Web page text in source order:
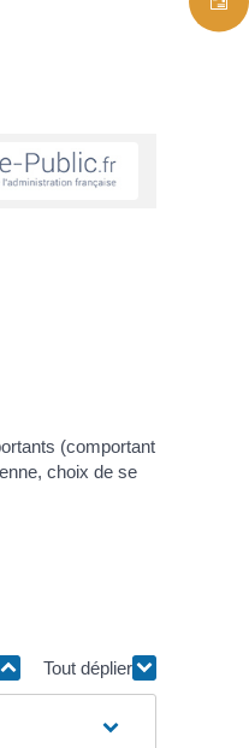
(comportant
choix de se
Tout déplier